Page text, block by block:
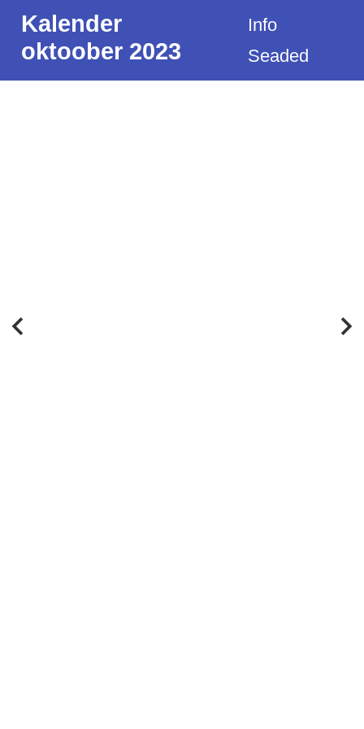
Kalender
oktoober 2023
Info
Seaded